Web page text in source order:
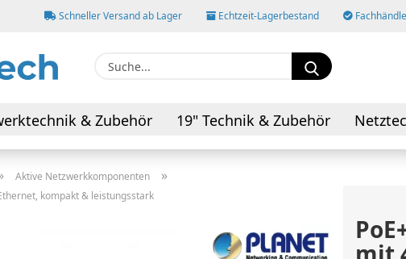
Schneller Versand ab Lager Echtzeit-Lagerbestand
Konto
Suche...
& Zubehör 19" Technik & Zubehör
AV-Kabel & Adapter
Aktive Netzwerkkomponenten »
kompakt & leistungsstark